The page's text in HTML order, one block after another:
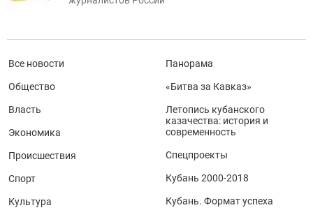
Все новости
Общество
Власть
Экономика
Происшествия
Спорт
Культура
Панорама
«Битва за Кавказ»
Летопись кубанского
казачества: история и
современность
Спецпроекты
Кубань 2000-2018
Кубань. Формат успеха